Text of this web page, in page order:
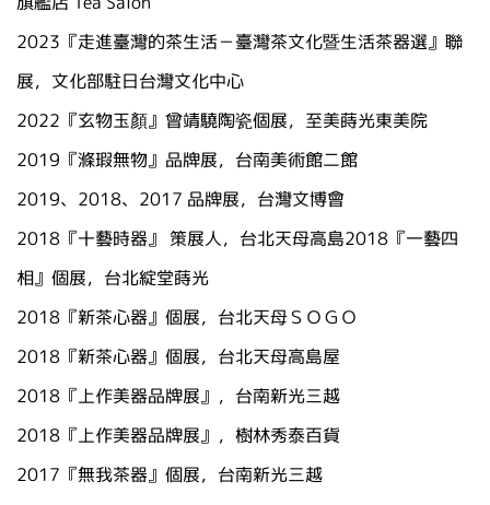
2023『走進臺灣的茶生活－臺灣茶文化暨生活茶器選』聯
展，文化部駐日台灣文化中心
2022『玄物玉顏』曾靖驍陶瓷個展，至美蒔光東美院
2019『滌瑕無物』品牌展，台南美術館二館
2019、2018、2017 品牌展，台灣文博會
2018『十藝時器』 策展人，台北天母高島2018『一藝四
相』個展，台北綻堂蒔光
2018『新茶心器』個展，台北天母ＳＯＧＯ
2018『新茶心器』個展，台北天母高島屋
2018『上作美器品牌展』，台南新光三越
2018『上作美器品牌展』，樹林秀泰百貨
2017『無我茶器』個展，台南新光三越